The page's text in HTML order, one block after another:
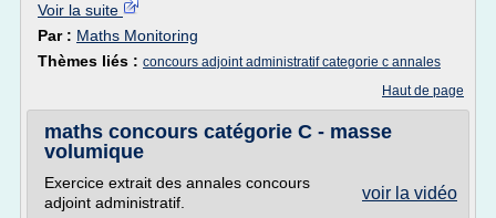
Voir la suite
Par : Maths Monitoring
Thèmes liés : concours adjoint administratif categorie c annales
Haut de page
maths concours catégorie C - masse
volumique
voir la vidéo
Exercice extrait des annales concours
adjoint administratif.